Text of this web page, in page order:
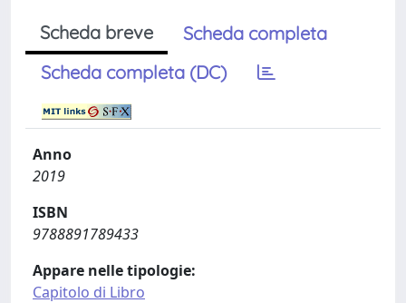
Scheda breve
Scheda completa
Scheda completa (DC)
Anno
2019
ISBN
9788891789433
Appare nelle tipologie:
Capitolo di Libro